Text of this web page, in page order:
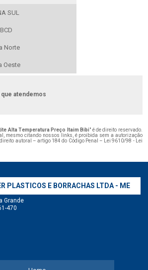
SUL
Norte
Oeste
atendemos
Alta Temperatura Preço Itaim Bibi" é de direito reservado.
mesmo citando nossos links, é proibida sem a autorização
autoral – artigo 184 do Código Penal – Lei 9610/98 - Lei
PLASTICOS E BORRACHAS LTDA - ME
Grande
470